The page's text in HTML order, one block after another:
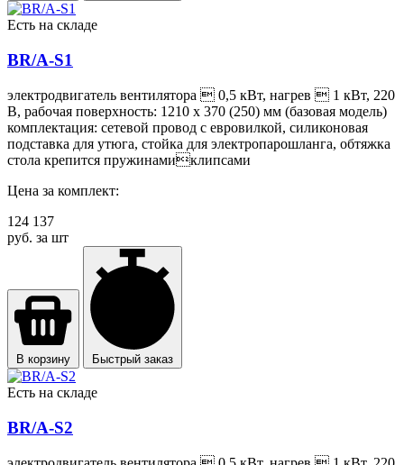
Есть на складе
BR/A-S1
электродвигатель вентилятора  0,5 кВт, нагрев  1 кВт, 220
В, рабочая поверхность: 1210 х 370 (250) мм (базовая модель)
комплектация: сетевой провод с евровилкой, силиконовая
подставка для утюга, стойка для электропарошланга, обтяжка
стола крепится пружинамиклипсами
Цена за комплект:
124 137
руб. за шт
В корзину Быстрый заказ
Есть на складе
BR/A-S2